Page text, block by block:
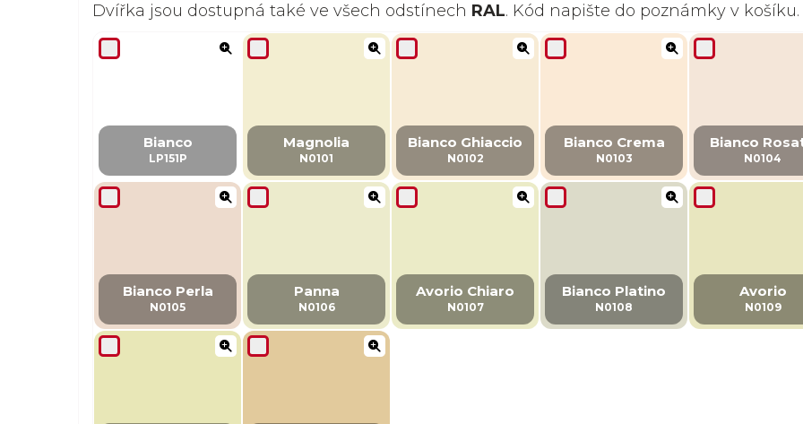
Dvířka jsou dostupná také ve všech odstínech RAL. Kód napište do poznámky v košíku.
Bianco
LP151P
Magnolia
N0101
Bianco Ghiaccio
N0102
Bianco Crema
N0103
Bianco
N0104
Bianco Perla
N0105
Panna
N0106
Avorio Chiaro
N0107
Bianco Platino
N0108
Avorio
N0109